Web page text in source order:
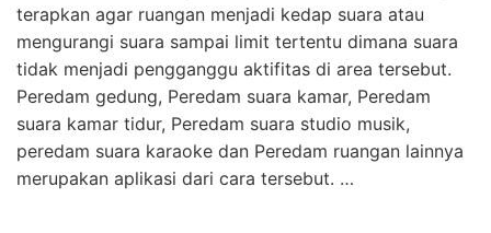
terapkan agar ruangan menjadi kedap suara atau
mengurangi suara sampai limit tertentu dimana suara
tidak menjadi pengganggu aktifitas di area tersebut.
Peredam gedung, Peredam suara kamar, Peredam
suara kamar tidur, Peredam suara studio musik,
peredam suara karaoke dan Peredam ruangan lainnya
merupakan aplikasi dari cara tersebut. …